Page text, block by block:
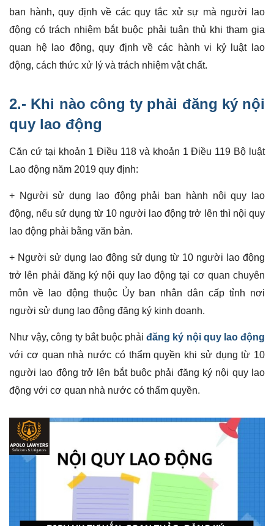
ban hành, quy định về các quy tắc xử sự mà người lao
động có trách nhiệm bắt buộc phải tuân thủ khi tham gia
quan hệ lao động, quy định về các hành vi kỷ luật lao
động, cách thức xử lý và trách nhiệm vật chất.
2.- Khi nào công ty phải đăng ký nội
quy lao động
Căn cứ tại khoản 1 Điều 118 và khoản 1 Điều 119 Bộ luật
Lao động năm 2019 quy định:
+ Người sử dụng lao động phải ban hành nội quy lao
động, nếu sử dụng từ 10 người lao động trở lên thì nội quy
lao động phải bằng văn bản.
+ Người sử dụng lao động sử dụng từ 10 người lao động
trở lên phải đăng ký nội quy lao động tại cơ quan chuyên
môn về lao động thuộc Ủy ban nhân dân cấp tỉnh nơi
người sử dụng lao động đăng ký kinh doanh.
Như vậy, công ty bắt buộc phảiđăng ký nội quy lao động
với cơ quan nhà nước có thẩm quyền khi sử dụng từ 10
người lao động trở lên bắt buộc phải đăng ký nội quy lao
động với cơ quan nhà nước có thẩm quyền.